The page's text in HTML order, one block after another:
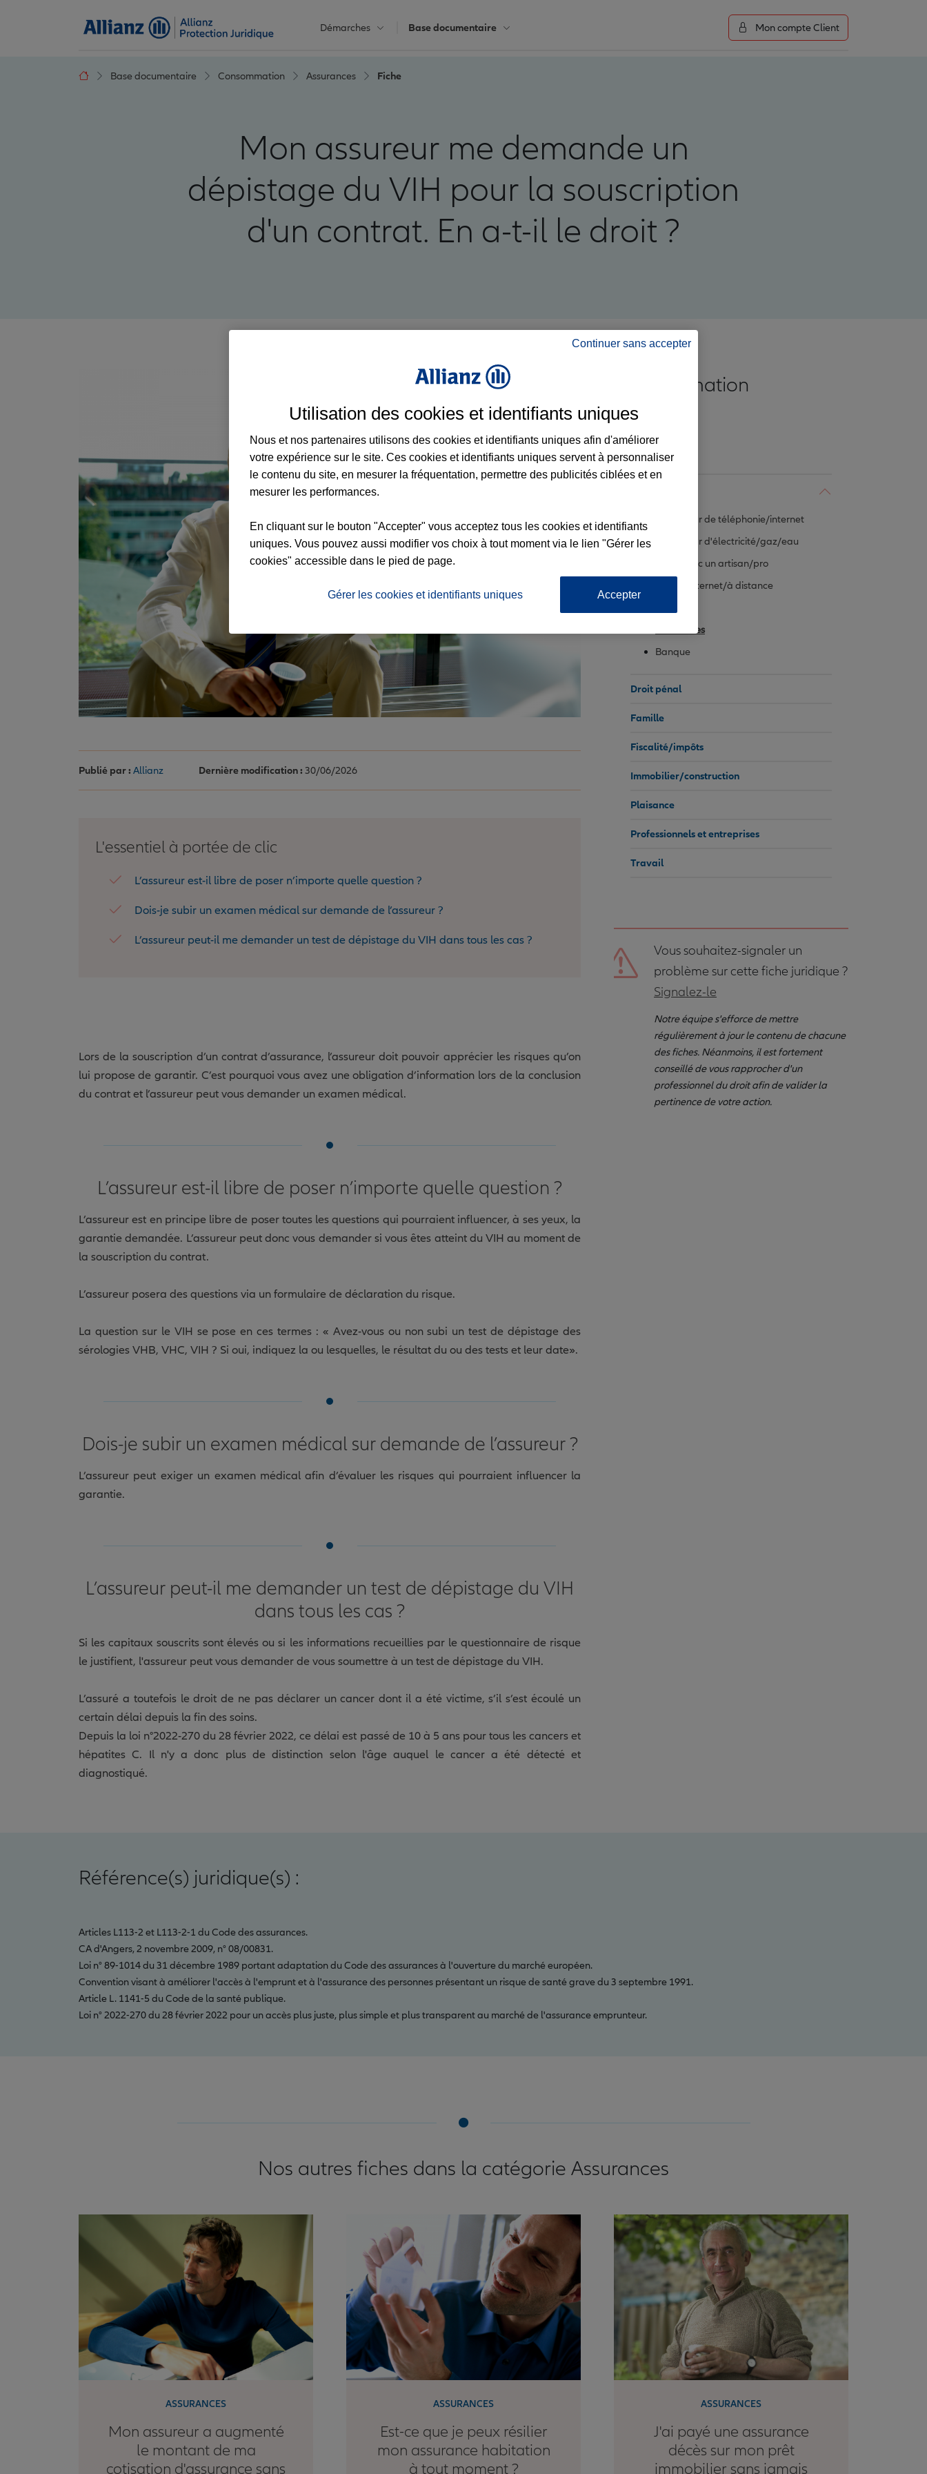
Démarches Base documentaire Mon compte Client
Base documentaire Consommation Assurances Fiche
Mon assureur me demande un
dépistage du VIH pour la souscription
d'un contrat. En a-t-il le droit ?
Publié par : Allianz Dernière modification : 30/06/2026
L'essentiel à portée de clic
L’assureur est-il libre de poser n’importe quelle question ?
Dois-je subir un examen médical sur demande de l’assureur ?
L’assureur peut-il me demander un test de dépistage du VIH dans tous les cas ?
Lors de la souscription d’un contrat d’assurance, l’assureur doit pouvoir apprécier les risques qu’on
lui propose de garantir. C’est pourquoi vous avez une obligation d’information lors de la conclusion
du contrat et l’assureur peut vous demander un examen médical.
L’assureur est-il libre de poser n’importe quelle question ?
L’assureur est en principe libre de poser toutes les questions qui pourraient influencer, à ses yeux, la
garantie demandée. L’assureur peut donc vous demander si vous êtes atteint du VIH au moment de
la souscription du contrat.
L’assureur posera des questions via un formulaire de déclaration du risque.
La question sur le VIH se pose en ces termes : « Avez-vous ou non subi un test de dépistage des
sérologies VHB, VHC, VIH ? Si oui, indiquez la ou lesquelles, le résultat du ou des tests et leur date».
Dois-je subir un examen médical sur demande de l’assureur ?
L’assureur peut exiger un examen médical afin d’évaluer les risques qui pourraient influencer la
garantie.
L’assureur peut-il me demander un test de dépistage du VIH
dans tous les cas ?
Si les capitaux souscrits sont élevés ou si les informations recueillies par le questionnaire de risque
le justifient, l'assureur peut vous demander de vous soumettre à un test de dépistage du VIH.
L’assuré a toutefois le droit de ne pas déclarer un cancer dont il a été victime, s’il s’est écoulé un
certain délai depuis la fin des soins.
Depuis la loi n°2022-270 du 28 février 2022, ce délai est passé de 10 à 5 ans pour tous les cancers et
hépatites C. Il n'y a donc plus de distinction selon l'âge auquel le cancer a été détecté et
diagnostiqué.
Consommation
ASSURANCES
Administration
Opérateur de téléphonie/internet
Opérateur d'électricité/gaz/eau
Litige avec un artisan/pro
Achats Internet/à distance
Assurances
Banque
Droit pénal
Famille
Fiscalité/impôts
Immobilier/construction
Plaisance
Professionnels et entreprises
Travail
Vous souhaitez-signaler un
problème sur cette fiche juridique ?
Signalez-le
Notre équipe s'efforce de mettre
régulièrement à jour le contenu de chacune
des fiches. Néanmoins, il est fortement
conseillé de vous rapprocher d'un
professionnel du droit afin de valider la
pertinence de votre action.
Référence(s) juridique(s) :
Articles L113-2 et L113-2-1 du Code des assurances.
CA d'Angers, 2 novembre 2009, n° 08/00831.
Loi n° 89-1014 du 31 décembre 1989 portant adaptation du Code des assurances à l'ouverture du marché européen.
Convention visant à améliorer l'accès à l'emprunt et à l'assurance des personnes présentant un risque de santé grave du 3 septembre 1991.
Article L. 1141-5 du Code de la santé publique.
Loi n° 2022-270 du 28 février 2022 pour un accès plus juste, plus simple et plus transparent au marché de l'assurance emprunteur.
Nos autres fiches dans la catégorie Assurances
ASSURANCES
Mon assureur a augmenté
le montant de ma
cotisation d'assurance sans
ASSURANCES
Est-ce que je peux résilier
mon assurance habitation
à tout moment ?
ASSURANCES
J'ai payé une assurance
décès sur mon prêt
immobilier sans jamais
Continuer sans accepter
Utilisation des cookies et identifiants uniques
Nous et nos partenaires utilisons des cookies et identifiants uniques afin d'améliorer
votre expérience sur le site. Ces cookies et identifiants uniques servent à personnaliser
le contenu du site, en mesurer la fréquentation, permettre des publicités ciblées et en
mesurer les performances.
En cliquant sur le bouton "Accepter" vous acceptez tous les cookies et identifiants
uniques. Vous pouvez aussi modifier vos choix à tout moment via le lien "Gérer les
cookies" accessible dans le pied de page.
Gérer les cookies et identifiants uniques Accepter